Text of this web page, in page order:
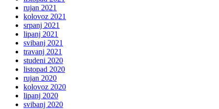
rujan 2021
kolovoz 2021
srpanj 2021
lipanj 2021
svibanj 2021
travanj 2021
studeni 2020
listopad 2020
rujan 2020
kolovoz 2020
lipanj 2020
svibanj 2020